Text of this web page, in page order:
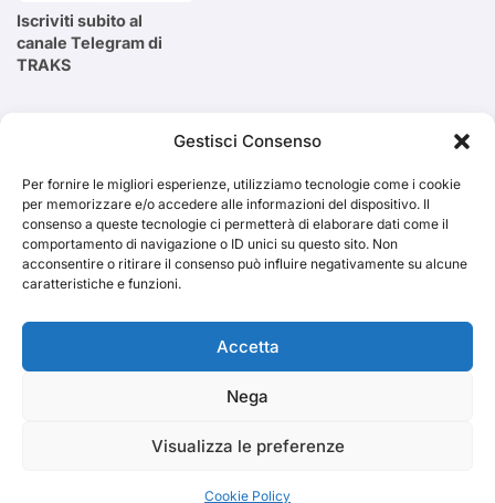
Gestisci Consenso
Per fornire le migliori esperienze, utilizziamo tecnologie come i cookie
per memorizzare e/o accedere alle informazioni del dispositivo. Il
consenso a queste tecnologie ci permetterà di elaborare dati come il
comportamento di navigazione o ID unici su questo sito. Non
acconsentire o ritirare il consenso può influire negativamente su alcune
caratteristiche e funzioni.
Accetta
Nega
Visualizza le preferenze
Cookie Policy
Iscriviti subito al
canale Telegram di
TRAKS
Cerca
TRAKS
Dal 2014 musica indipendente ed emergente